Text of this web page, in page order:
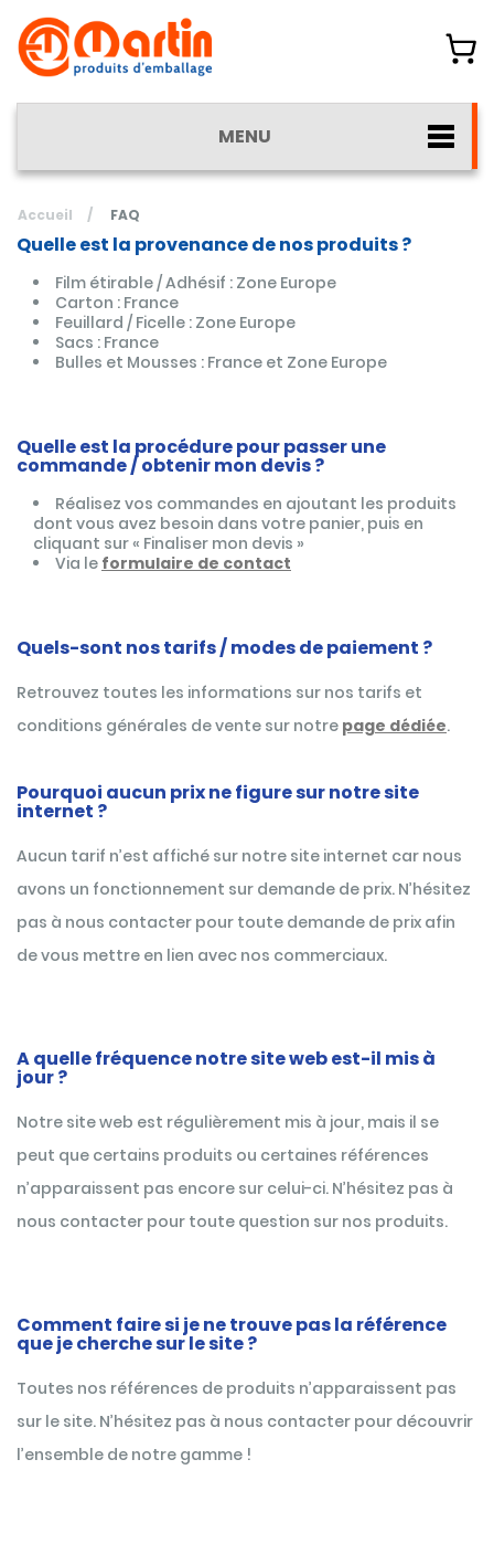
MENU
Accueil / FAQ
Quelle est la provenance de nos produits ?
Film étirable / Adhésif : Zone Europe
Carton : France
Feuillard / Ficelle : Zone Europe
Sacs : France
Bulles et Mousses : France et Zone Europe
Quelle est la procédure pour passer une
commande / obtenir mon devis ?
Réalisez vos commandes en ajoutant les produits
dont vous avez besoin dans votre panier, puis en
cliquant sur « Finaliser mon devis »
Via le formulaire de contact
Quels-sont nos tarifs / modes de paiement ?
Retrouvez toutes les informations sur nos tarifs et
conditions générales de vente sur notre page dédiée.
Pourquoi aucun prix ne figure sur notre site
internet ?
Aucun tarif n’est affiché sur notre site internet car nous
avons un fonctionnement sur demande de prix. N’hésitez
pas à nous contacter pour toute demande de prix afin
de vous mettre en lien avec nos commerciaux.
A quelle fréquence notre site web est-il mis à
jour ?
Notre site web est régulièrement mis à jour, mais il se
peut que certains produits ou certaines références
n’apparaissent pas encore sur celui-ci. N’hésitez pas à
nous contacter pour toute question sur nos produits.
Comment faire si je ne trouve pas la référence
que je cherche sur le site ?
Toutes nos références de produits n’apparaissent pas
sur le site. N’hésitez pas à nous contacter pour découvrir
l’ensemble de notre gamme !